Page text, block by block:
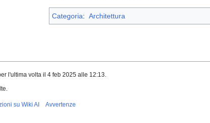
Categoria: Architettura
l'ultima volta il 4 feb 2025 alle 12:13.
su Wiki AI Avvertenze